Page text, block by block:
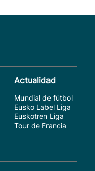
Actualidad
Mundial de fútbol
Eusko Label Liga
Euskotren Liga
Tour de Francia